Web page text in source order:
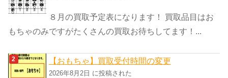
ー
８月の買取予定表になります！ 買取品目はお
もちゃのみですがたくさんの買取お待ちしてます！...
【おもちゃ】買取受付時間の変更
2026年8月2日 に投稿された